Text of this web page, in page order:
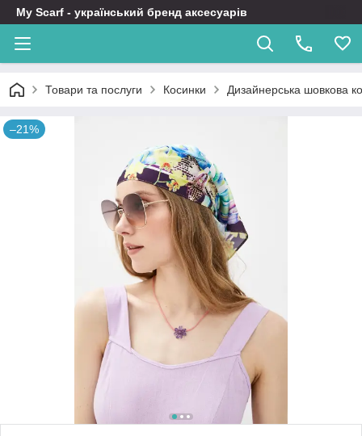
My Scarf - український бренд аксесуарів
Товари та послуги Косинки Дизайнерська шовкова
–21%